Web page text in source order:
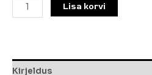
Lisa korvi
Kirjeldus